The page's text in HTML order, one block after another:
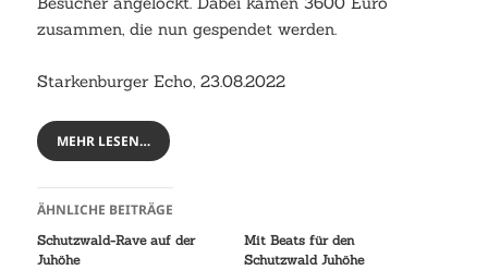
zusammen, die nun gespendet werden.
Starkenburger Echo, 23.08.2022
MEHR LESEN…
ÄHNLICHE BEITRÄGE
Schutzwald-Rave auf der
Juhöhe
Mit Beats für den
Schutzwald Juhöhe